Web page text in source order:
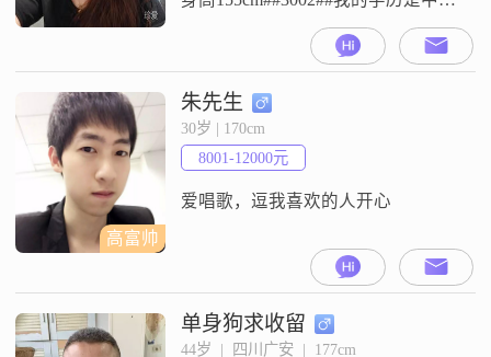
专，现在在广安工作，月收入在
5001到8000元之间##3002##我的性
格比较开朗爱笑，平时待人温柔体
贴，和身边的人相处起来也挺随和
的，大家都说我还挺好相处
##3002##在生活里，我把家庭看得
比较重要，觉得家庭优先是很自然
的事##3002#
高富帅
朱先生
30岁 | 170cm
8001-12000元
爱唱歌，逗我喜欢的人开心
单身狗求收留
44岁  |  四川广安  |  177cm